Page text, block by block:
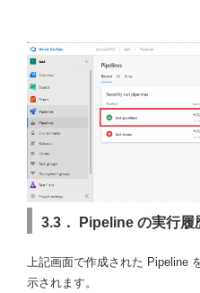
3.3． Pipeline の実行履
上記画面で作成された Pipeline
示されます。